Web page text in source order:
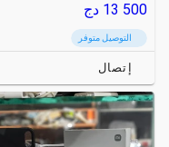
13 500 دج
التوصيل متوفر
إتصال